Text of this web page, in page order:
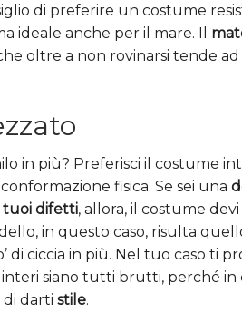
di preferire un costume
ideale anche per il mare. Il
oltre a non rovinarsi tende ad
in più? Preferisci il costume
fisica. Se sei una
tuoi difetti, allora, il costume
in questo caso, risulta
di ciccia in più. Nel tuo caso ti
siano tutti brutti, perché in
di darti stile.